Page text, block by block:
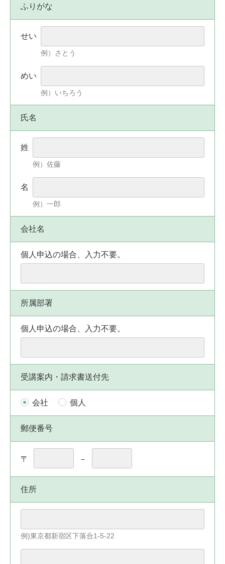
ふりがな
せい
例）さとう
めい
例）いちろう
氏名
姓
例）佐藤
名
例）一郎
会社名
個人申込の場合、入力不要。
所属部署
個人申込の場合、入力不要。
受講案内・請求書送付先
会社 個人
郵便番号
〒 －
住所
例)東京都新宿区下落合1-5-22